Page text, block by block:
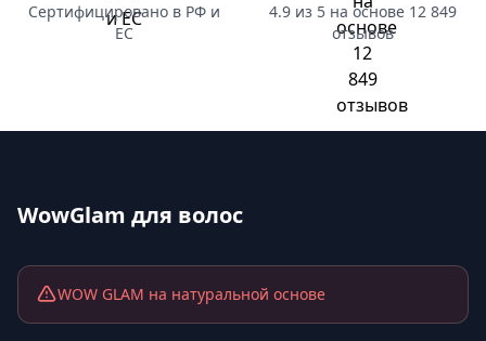
Сертифицировано в РФ и
ЕС
4.9 из 5 на основе 12 849
отзывов
WowGlam для волос
WOW GLAM на натуральной основе